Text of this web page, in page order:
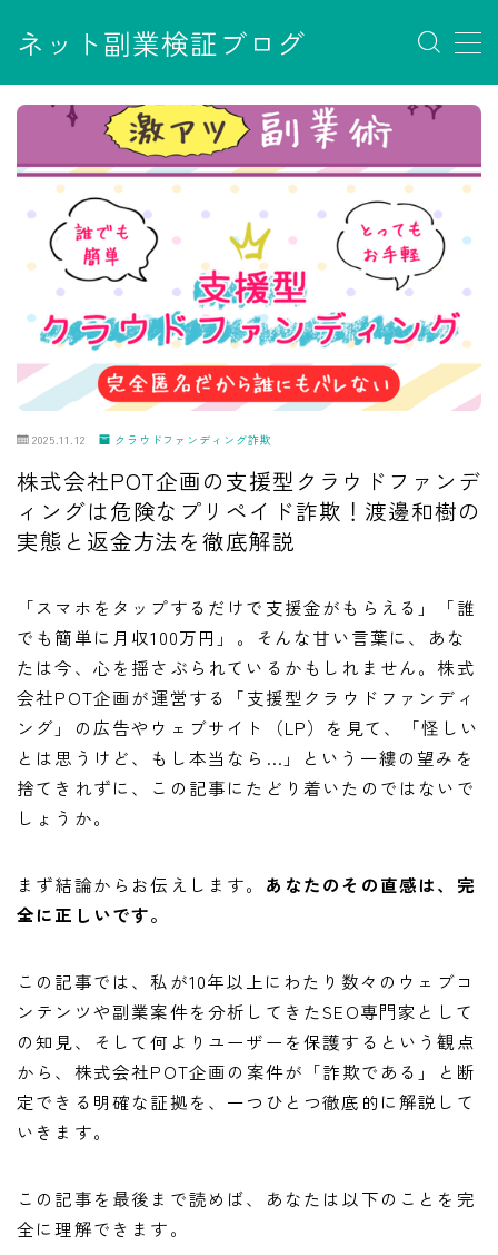
ネット副業検証ブログ
MENU
お問い合わせ
サイトマップ
デモプリセット記事 #7
デモプリセット記事 Part07
フロントページ
プライバシーポリシー
免責事項
利用規約／特定商取引法に基づく表記
有料記事の決済完了ページ
運営者情報
2025.11.12 クラウドファンディング詐欺
株式会社POT企画の支援型クラウドファンデ
ィングは危険なプリペイド詐欺！渡邊和樹の
実態と返金方法を徹底解説
「スマホをタップするだけで支援金がもらえる」「誰
でも簡単に月収100万円」。そんな甘い言葉に、あな
たは今、心を揺さぶられているかもしれません。株式
会社POT企画が運営する「支援型クラウドファンディ
ング」の広告やウェブサイト（LP）を見て、「怪しい
とは思うけど、もし本当なら…」という一縷の望みを
捨てきれずに、この記事にたどり着いたのではないで
しょうか。
まず結論からお伝えします。 あなたのその直感は、完
全に正しいです。
この記事では、私が10年以上にわたり数々のウェブコ
ンテンツや副業案件を分析してきたSEO専門家として
の知見、そして何よりユーザーを保護するという観点
から、株式会社POT企画の案件が「詐欺である」と断
定できる明確な証拠を、一つひとつ徹底的に解説して
いきます。
この記事を最後まで読めば、あなたは以下のことを完
全に理解できます。